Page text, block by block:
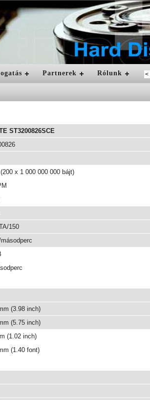
Partnerek Rólunk
ST3200826SCE
x 1 000 000 000 bájt)
150
(3.98 inch)
(5.75 inch)
(1.02 inch)
(1.40 font)